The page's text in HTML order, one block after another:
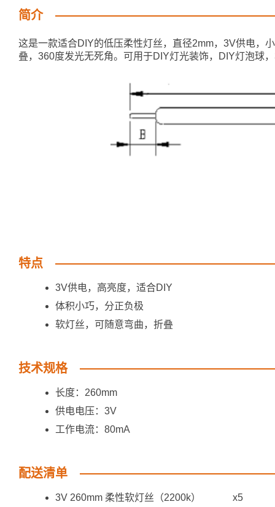
简介
这是一款适合DIY的低压柔性灯丝，直径2mm，3V供电，
叠，360度发光无死角。可用于DIY灯光装饰，DIY灯泡球
特点
3V供电，高亮度，适合DIY
体积小巧，分正负极
软灯丝，可随意弯曲，折叠
技术规格
长度：260mm
供电电压：3V
工作电流：80mA
配送清单
3V 260mm 柔性软灯丝（2200k） x5